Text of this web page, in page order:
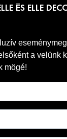
ÉS ELLE
a velünk
mögé!